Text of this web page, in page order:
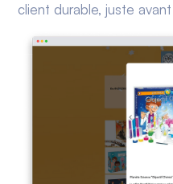
client durable, juste